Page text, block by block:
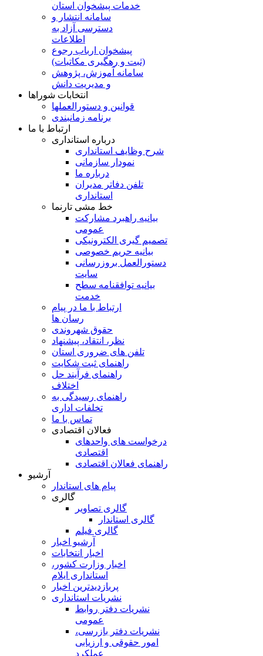
خدمات پیشخوان استان
سامانه انتشار و
دسترسی آزاد به
اطلاعات
پیشخوان ارباب رجوع
(ثبت و رهگیری مکاتبات)
سامانه آموزش، پژوهش
و مدیریت دانش
انتخابات شوراها
قوانین و دستورالعملها
برنامه زمانبندی
ارتباط با ما
درباره استانداری
شرح وظایف استانداری
نمودار سازمانی
درباره ما
تلفن دفاتر مدیران
استانداری
خط مشی تارنما
بیانیه راهبرد مشارکت
عمومی
تصمیم گیری الکترونیکی
بیانیه حریم خصوصی
دستورالعمل بروزرسانی
سایت
بیانیه توافقنامه سطح
خدمت
ارتباط با ما در پیام
رسان ها
حقوق شهروندی
نظر، انتقاد، پیشنهاد
تلفن های ضروری استان
راهنمای ثبت شکایت
راهنمای فرآیند حل
اختلاف
راهنمای رسیدگی به
تخلفات اداری
تماس با ما
فعالان اقتصادی
درخواست های واحدهای
اقتصادی
راهنمای فعالان اقتصادی
آرشیو
پیام های استاندار
گالری
گالری تصاویر
گالری استاندار
گالری فیلم
آرشیو اخبار
اخبار انتخابات
اخبار وزارت کشور،
استانداری ایلام
پربازدیدترین اخبار
نشریات استانداری
نشریات دفتر روابط
عمومی
نشريات دفتر بازرسی،
امور حقوقی و ارزيابی
عملکرد